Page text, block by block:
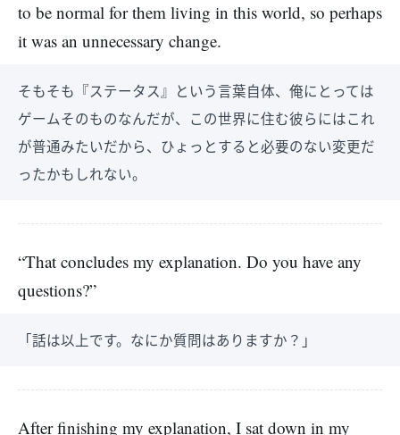
to be normal for them living in this world, so perhaps
it was an unnecessary change.
そもそも『ステータス』という言葉自体、俺にとっては
ゲームそのものなんだが、この世界に住む彼らにはこれ
が普通みたいだから、ひょっとすると必要のない変更だ
ったかもしれない。
“That concludes my explanation. Do you have any
questions?”
「話は以上です。なにか質問はありますか？」
After finishing my explanation, I sat down in my